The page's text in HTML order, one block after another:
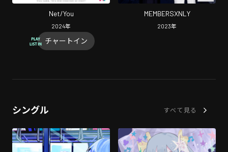
Net/You
2024年
チャートイン
MEMBERSXNLY
2023年
シングル すべて見る